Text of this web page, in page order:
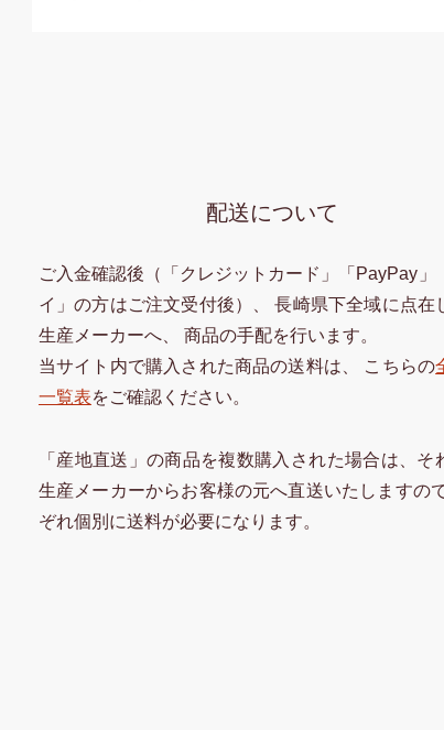
配送について
ご入金確認後（「クレジットカード」「PayPay」
イ」の方はご注文受付後）、 長崎県下全域に点在
生産メーカーへ、 商品の手配を行います。
当サイト内で購入された商品の送料は、 こちらの
一覧表をご確認ください。
「産地直送」の商品を複数購入された場合は、そ
生産メーカーからお客様の元へ直送いたしますの
ぞれ個別に送料が必要になります。